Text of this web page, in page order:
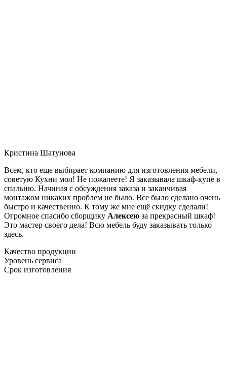
Кристина Шатунова
Всем, кто еще выбирает компанию для изготовления мебели,
советую Кухни мол! Не пожалеете! Я заказывала шкаф-купе в
спальню. Начиная с обсуждения заказа и заканчивая
монтажом никаких проблем не было. Все было сделано очень
быстро и качественно. К тому же мне ещё скидку сделали!
Огромное спасибо сборщику Алексею за прекрасный шкаф!
Это мастер своего дела! Всю мебель буду заказывать только
здесь.
Качество продукции
Уровень сервиса
Срок изготовления